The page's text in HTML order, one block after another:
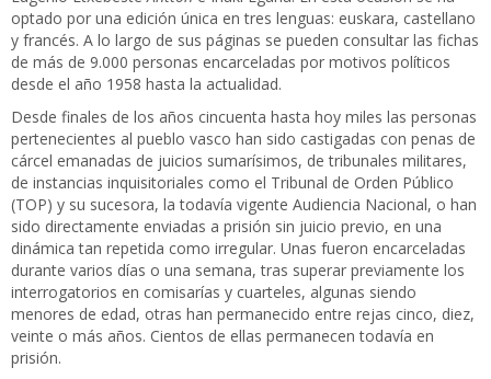
optado por una edición única en tres lenguas: euskara, castellano
y francés. A lo largo de sus páginas se pueden consultar las fichas
de más de 9.000 personas encarceladas por motivos políticos
desde el año 1958 hasta la actualidad.
Desde finales de los años cincuenta hasta hoy miles las personas
pertenecientes al pueblo vasco han sido castigadas con penas de
cárcel emanadas de juicios sumarísimos, de tribunales militares,
de instancias inquisitoriales como el Tribunal de Orden Público
(TOP) y su sucesora, la todavía vigente Audiencia Nacional, o han
sido directamente enviadas a prisión sin juicio previo, en una
dinámica tan repetida como irregular. Unas fueron encarceladas
durante varios días o una semana, tras superar previamente los
interrogatorios en comisarías y cuarteles, algunas siendo
menores de edad, otras han permanecido entre rejas cinco, diez,
veinte o más años. Cientos de ellas permanecen todavía en
prisión.